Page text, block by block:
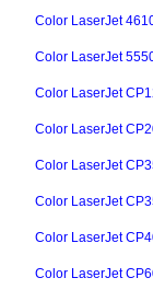
Color LaserJet
Color LaserJet
Color LaserJet
Color LaserJet
Color LaserJet
Color LaserJet
Color LaserJet
Color LaserJet